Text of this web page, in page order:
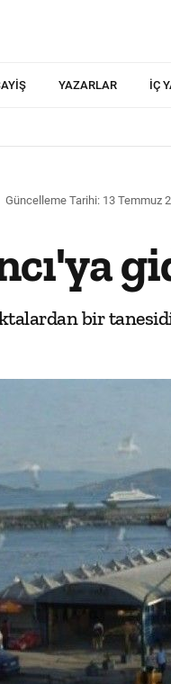
YAZARLAR İÇ
Güncelleme Tarihi: 13 Temmuz
bir